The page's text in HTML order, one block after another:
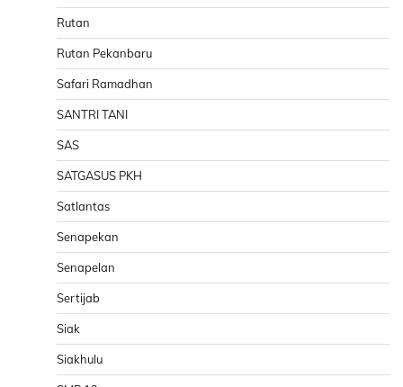
Rutan
Rutan Pekanbaru
Safari Ramadhan
SANTRI TANI
SAS
SATGASUS PKH
Satlantas
Senapekan
Senapelan
Sertijab
Siak
Siakhulu